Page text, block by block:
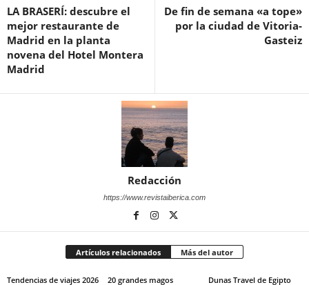
LA BRASERÍ: descubre el
mejor restaurante de
Madrid en la planta
novena del Hotel Montera
Madrid
De fin de semana «a tope»
por la ciudad de Vitoria-
Gasteiz
Redacción
https://www.revistaiberica.com
Artículos relacionados Más del autor
Tendencias de viajes 2026
20 grandes magos
Dunas Travel de Egipto